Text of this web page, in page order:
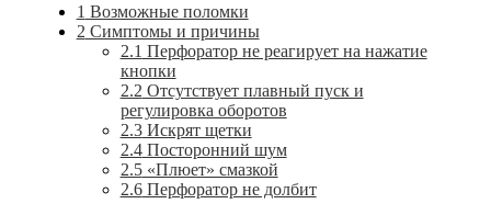
1 Возможные поломки
2 Симптомы и причины
2.1 Перфоратор не реагирует на нажатие
кнопки
2.2 Отсутствует плавный пуск и
регулировка оборотов
2.3Искрят щетки
2.4Посторонний шум
2.5«Плюет» смазкой
2.6Перфоратор не долбит